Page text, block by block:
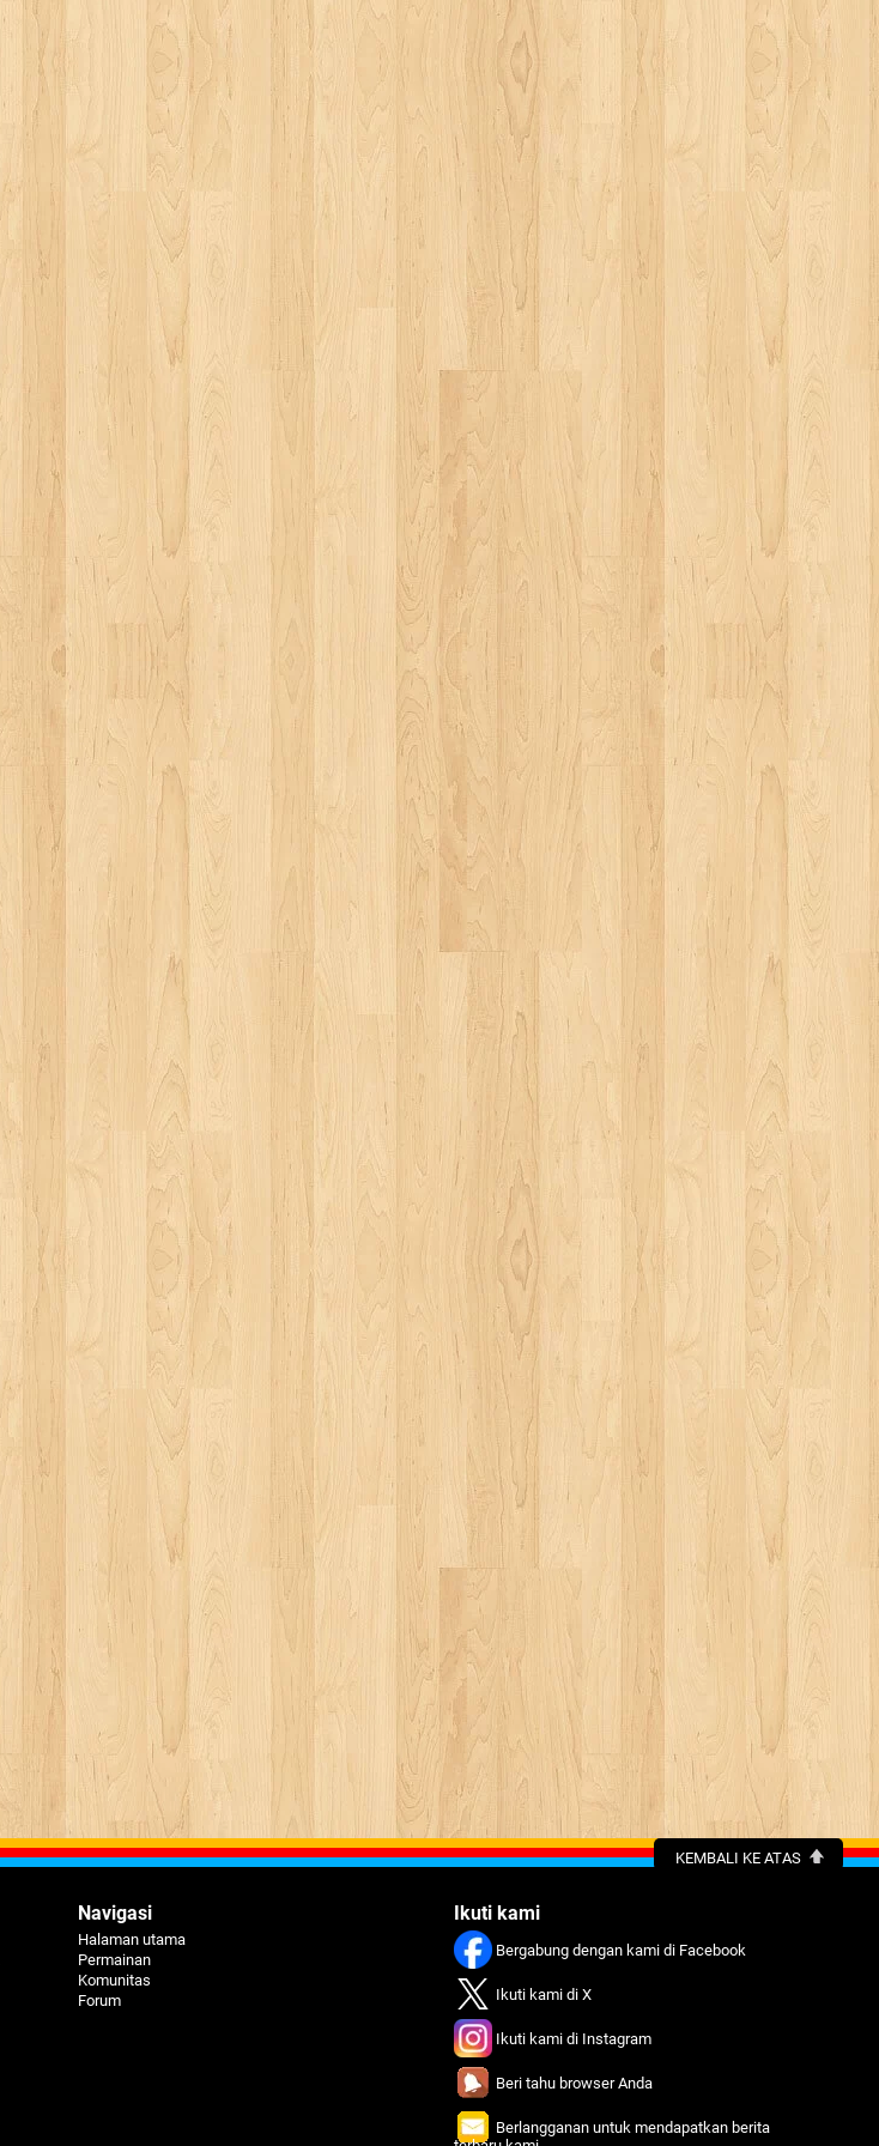
KEMBALI KE ATAS
Navigasi
Halaman utama
Permainan
Komunitas
Forum
Ikuti kami
Bergabung dengan kami di Facebook
Ikuti kami di X
Ikuti kami di Instagram
Beri tahu browser Anda
Berlangganan untuk mendapatkan berita